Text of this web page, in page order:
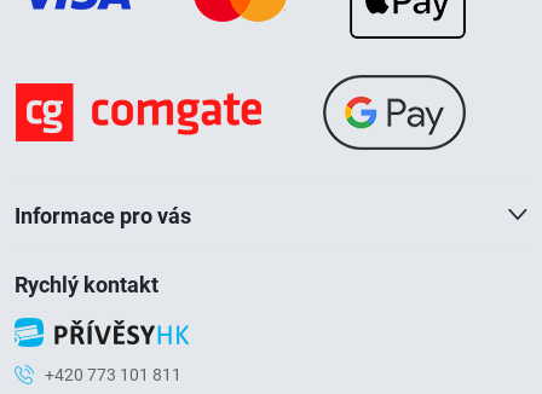
Informace pro vás
Rychlý kontakt
+420 773 101 811